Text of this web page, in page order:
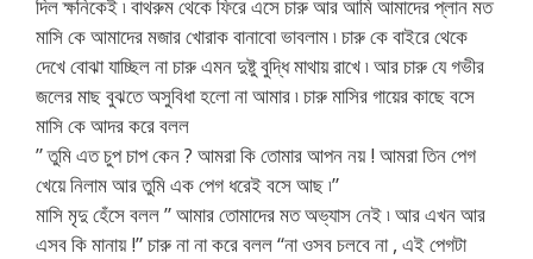
দিল ক্ষনিকেই ৷ বাথরুম থেকে ফিরে এসে চারু আর আমি আমাদের প্লান মত
মাসি কে আমাদের মজার খোরাক বানাবো ভাবলাম ৷ চারু কে বাইরে থেকে
দেখে বোঝা যাচ্ছিল না চারু এমন দুষ্টু বুদ্ধি মাথায় রাখে ৷ আর চারু যে গভীর
জলের মাছ বুঝতে অসুবিধা হলো না আমার ৷ চারু মাসির গায়ের কাছে বসে
মাসি কে আদর করে বলল
” তুমি এত চুপ চাপ কেন ? আমরা কি তোমার আপন নয় ! আমরা তিন পেগ
খেয়ে নিলাম আর তুমি এক পেগ ধরেই বসে আছ ৷”
মাসি মৃদু হেঁসে বলল ” আমার তোমাদের মত অভ্যাস নেই ৷ আর এখন আর
এসব কি মানায় !” চারু না না করে বলল “না ওসব চলবে না , এই পেগটা